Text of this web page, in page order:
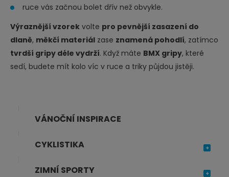
ruce vás začnou bolet dřív než obvykle.
Výraznější vzorek volte pro pevnější zasazení do
dlaně, měkčí materiál zase znamená pohodlí, zatímco
tvrdší gripy déle vydrží. Když máte BMX gripy, které
sedí, budete mít kolo víc v ruce a triky půjdou jistěji.
VÁNOČNÍ INSPIRACE
CYKLISTIKA
ZIMNÍ SPORTY